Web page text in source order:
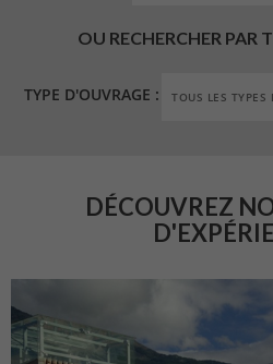
OU RECHERCHER PAR
TYPE D'OUVRAGE :
DÉCOUVREZ